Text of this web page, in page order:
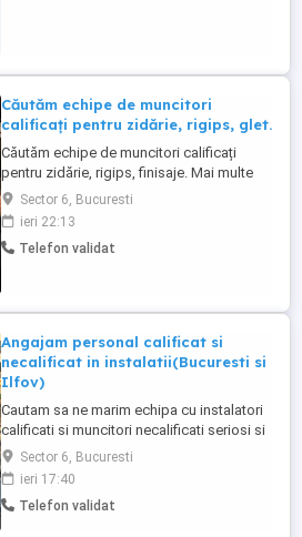
Căutăm echipe de muncitori
calificați pentru zidărie, rigips, glet.
Căutăm echipe de muncitori calificați
pentru zidărie, rigips, finisaje. Mai multe
detalii in privat.
Sector 6, Bucuresti
ieri 22:13
Telefon validat
Angajam personal calificat si
necalificat in instalatii(Bucuresti si
Ilfov)
Cautam sa ne marim echipa cu instalatori
calificati si muncitori necalificati seriosi si
muncitori pentru lucrari in domeniul
instalatiilor, in Ilfov si Bucuresti. Ce
cautam? * Instalatori calificati: Ai
experienta in instalatii sanitare, termice,
Sector 6, Bucuresti
ieri 17:40
Telefon validat